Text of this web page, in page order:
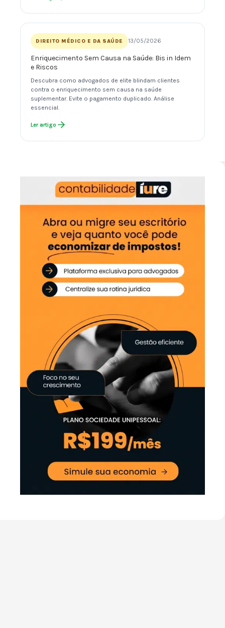
DIREITO MÉDICO E DA SAÚDE 13/05/2026
Enriquecimento Sem Causa na Saúde: Bis in Idem
e Riscos
Descubra como advogados de elite blindam clientes
contra o enriquecimento sem causa na saúde
suplementar. Evite o pagamento duplicado. Análise
essencial.
Ler artigo